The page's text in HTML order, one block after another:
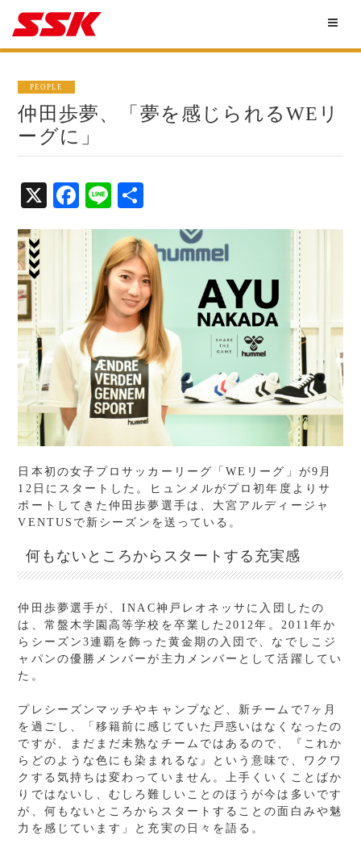
PEOPLE
仲田歩夢、「夢を感じられるWEリ
ーグに」
X
Fa
bo
ok
Li
日本初の女子プロサッカーリーグ「WEリーグ」が9月
12日にスタートした。ヒュンメルがプロ初年度よりサ
ポートしてきた仲田歩夢選手は、大宮アルディージャ
VENTUSで新シーズンを送っている。
何もないところからスタートする充実感
仲田歩夢選手が、INAC神戸レオネッサに入団したの
は、常盤木学園高等学校を卒業した2012年。2011年か
らシーズン3連覇を飾った黄金期の入団で、なでしこジ
ャパンの優勝メンバーが主力メンバーとして活躍してい
た。
プレシーズンマッチやキャンプなど、新チームで7ヶ月
を過ごし、「移籍前に感じていた戸惑いはなくなったの
ですが、まだまだ未熟なチームではあるので、『これか
らどのような色にも染まれるな』という意味で、ワクワ
クする気持ちは変わっていません。上手くいくことばか
りではないし、むしろ難しいことのほうが今は多いです
が、何もないところからスタートすることの面白みや魅
力を感じています」と充実の日々を語る。